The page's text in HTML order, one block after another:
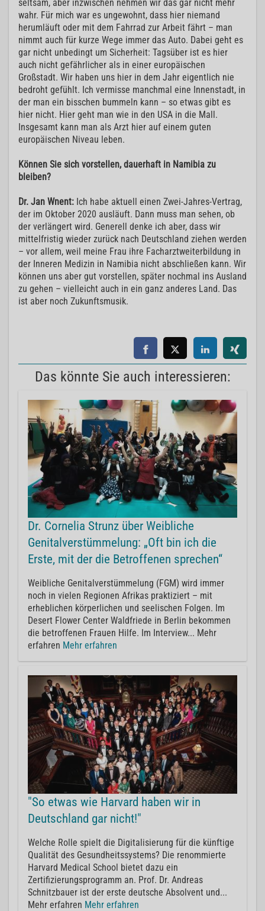
seltsam, aber inzwischen nehmen wir das gar nicht mehr
wahr. Für mich war es ungewohnt, dass hier niemand
herumläuft oder mit dem Fahrrad zur Arbeit fährt – man
nimmt auch für kurze Wege immer das Auto. Dabei geht es
gar nicht unbedingt um Sicherheit: Tagsüber ist es hier
auch nicht gefährlicher als in einer europäischen
Großstadt. Wir haben uns hier in dem Jahr eigentlich nie
bedroht gefühlt. Ich vermisse manchmal eine Innenstadt, in
der man ein bisschen bummeln kann – so etwas gibt es
hier nicht. Hier geht man wie in den USA in die Mall.
Insgesamt kann man als Arzt hier auf einem guten
europäischen Niveau leben.
Können Sie sich vorstellen, dauerhaft in Namibia zu
bleiben?
Dr. Jan Wnent: Ich habe aktuell einen Zwei-Jahres-Vertrag,
der im Oktober 2020 ausläuft. Dann muss man sehen, ob
der verlängert wird. Generell denke ich aber, dass wir
mittelfristig wieder zurück nach Deutschland ziehen werden
– vor allem, weil meine Frau ihre Facharztweiterbildung in
der Inneren Medizin in Namibia nicht abschließen kann. Wir
können uns aber gut vorstellen, später nochmal ins Ausland
zu gehen – vielleicht auch in ein ganz anderes Land. Das
ist aber noch Zukunftsmusik.
Das könnte Sie auch interessieren:
Dr. Cornelia Strunz über Weibliche
Genitalverstümmelung: „Oft bin ich die
Erste, mit der die Betroffenen sprechen“
Weibliche Genitalverstümmelung (FGM) wird immer
noch in vielen Regionen Afrikas praktiziert – mit
erheblichen körperlichen und seelischen Folgen. Im
Desert Flower Center Waldfriede in Berlin bekommen
die betroffenen Frauen Hilfe. Im Interview... Mehr
erfahren Mehr erfahren
"So etwas wie Harvard haben wir in
Deutschland gar nicht!"
Welche Rolle spielt die Digitalisierung für die künftige
Qualität des Gesundheitssystems? Die renommierte
Harvard Medical School bietet dazu ein
Zertifizierungsprogramm an. Prof. Dr. Andreas
Schnitzbauer ist der erste deutsche Absolvent und...
Mehr erfahren Mehr erfahren